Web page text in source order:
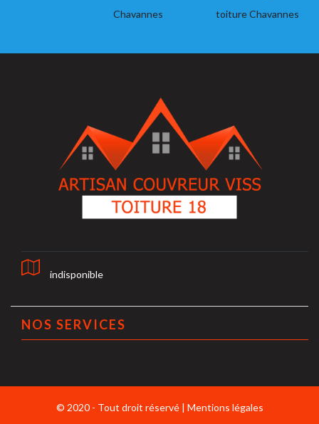
Chavannes
toiture Chavannes
indisponible
NOS SERVICES
© 2020 - Tout droit réservé | Mentions légales